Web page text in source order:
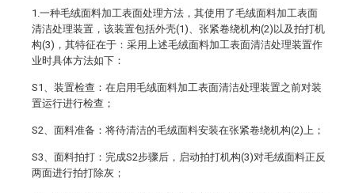
1.一种毛绒面料加工表面处理方法，其使用了毛绒面料加工表面
清洁处理装置，该装置包括外壳(1)、张紧卷绕机构(2)以及拍打机
构(3)，其特征在于：采用上述毛绒面料加工表面清洁处理装置作
业时具体方法如下：
S1、装置检查：在启用毛绒面料加工表面清洁处理装置之前对装
置运行进行检查；
S2、面料准备：将待清洁的毛绒面料安装在张紧卷绕机构(2)上；
S3、面料拍打：完成S2步骤后，启动拍打机构(3)对毛绒面料正反
两面进行拍打除灰；